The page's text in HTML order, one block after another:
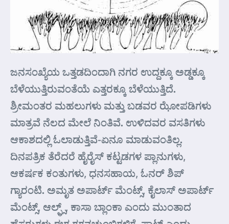
ಜನಸಂಖ್ಯೆಯ ಒತ್ತಡದಿಂದಾಗಿ ನಗರ ಉದ್ದಕ್ಕೂ ಅಡ್ಡಕ್ಕೂ
ಬೆಳೆಯುತ್ತಿರುವಂತೆಯೆ ಎತ್ತರಕ್ಕೂ ಬೆಳೆಯುತ್ತಿದೆ.
ಶ್ರೀಮಂತರ ಮಹಲುಗಳು ಮತ್ತು ಬಡವರ ಝೋಪಡಿಗಳು
ಮಾತ್ರವೆ ನೆಲದ ಮೇಲೆ ನಿಂತಿವೆ. ಉಳಿದವರ ವಸತಿಗಳು
ಆಕಾಶದಲ್ಲಿ ಓಲಾಡುತ್ತಿವೆ-ಏನೂ ಮಾಡುವಂತಿಲ್ಲ.
ದಿನಪತ್ರಿಕ ತೆರೆದರೆ ಹೈರೈಸ್ ಕಟ್ಟಡಗಳ ಪ್ಲಾನುಗಳು,
ಆಕರ್ಷಕ ಕಂತುಗಳು, ಧನಸಹಾಯ, ಓನರ್ ಶಿಪ್
ಗ್ಯಾರಂಟಿ. ಅಮೃತ ಅಪಾರ್ಟ್ ಮೆಂಟ್ಸ್, ಕೈಲಾಸ್ ಅಪಾರ್ಟ್
ಮೆಂಟ್ಸ್, ಆಲ್ಫ಼್ಸ್, ಕಾಸಾ ಬ್ಲಾಂಕಾ ಎಂದು ಮುಂತಾದ